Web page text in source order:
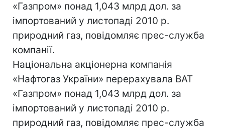
«Газпром» понад 1,043 млрд дол. за
імпортований у листопаді 2010 р.
природний газ, повідомляє прес-служба
компанії.
Національна акціонерна компанія
«Нафтогаз України» перерахувала ВАТ
«Газпром» понад 1,043 млрд дол. за
імпортований у листопаді 2010 р.
природний газ, повідомляє прес-служба